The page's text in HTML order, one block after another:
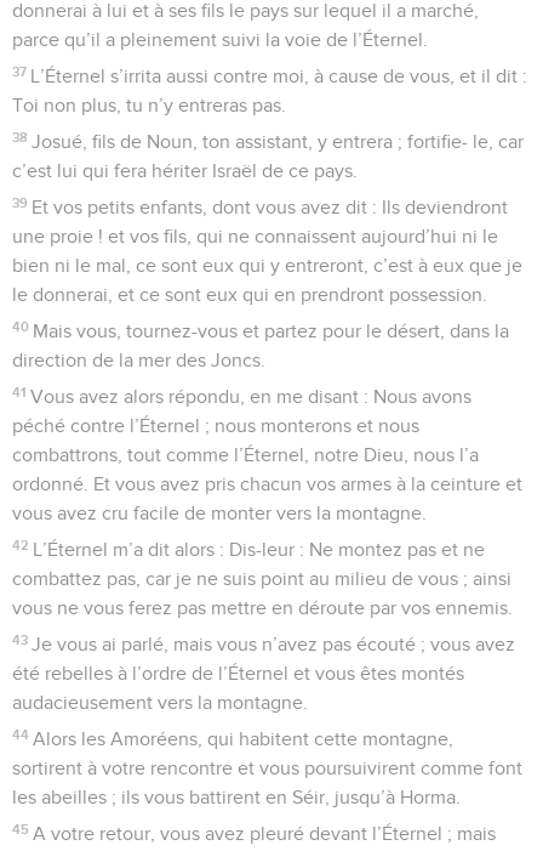
donnerai à lui et à ses fils le pays sur lequel il a marché,
parce qu’il a pleinement suivi la voie de l’Éternel.
37 L’Éternel s’irrita aussi contre moi, à cause de vous, et il dit :
Toi non plus, tu n’y entreras pas.
38 Josué, fils de Noun, ton assistant, y entrera ; fortifie- le, car
c’est lui qui fera hériter Israël de ce pays.
39 Et vos petits enfants, dont vous avez dit : Ils deviendront
une proie ! et vos fils, qui ne connaissent aujourd’hui ni le
bien ni le mal, ce sont eux qui y entreront, c’est à eux que je
le donnerai, et ce sont eux qui en prendront possession.
40 Mais vous, tournez-vous et partez pour le désert, dans la
direction de la mer des Joncs.
41 Vous avez alors répondu, en me disant : Nous avons
péché contre l’Éternel ; nous monterons et nous
combattrons, tout comme l’Éternel, notre Dieu, nous l’a
ordonné. Et vous avez pris chacun vos armes à la ceinture et
vous avez cru facile de monter vers la montagne.
42 L’Éternel m’a dit alors : Dis-leur : Ne montez pas et ne
combattez pas, car je ne suis point au milieu de vous ; ainsi
vous ne vous ferez pas mettre en déroute par vos ennemis.
43 Je vous ai parlé, mais vous n’avez pas écouté ; vous avez
été rebelles à l’ordre de l’Éternel et vous êtes montés
audacieusement vers la montagne.
44 Alors les Amoréens, qui habitent cette montagne,
sortirent à votre rencontre et vous poursuivirent comme font
les abeilles ; ils vous battirent en Séir, jusqu’à Horma.
45 A votre retour, vous avez pleuré devant l’Éternel ; mais